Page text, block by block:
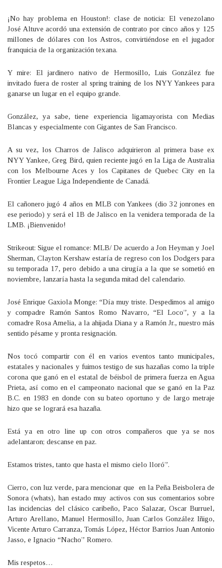
¡No hay problema en Houston!: clase de noticia: El venezolano
José Altuve acordó una extensión de contrato por cinco años y 125
millones de dólares con los Astros, convirtiéndose en el jugador
franquicia de la organización texana.
Y mire: El jardinero nativo de Hermosillo, Luis González fue
invitado fuera de roster al spring training de los NYY Yankees para
ganarse un lugar en el equipo grande.
González, ya sabe, tiene experiencia ligamayorista con Medias
Blancas y especialmente con Gigantes de San Francisco.
A su vez, los Charros de Jalisco adquirieron al primera base ex
NYY Yankee, Greg Bird, quien reciente jugó en la Liga de Australia
con los Melbourne Aces y los Capitanes de Quebec City en la
Frontier League Liga Independiente de Canadá.
El cañonero jugó 4 años en MLB con Yankees (dio 32 jonrones en
ese periodo) y será el 1B de Jalisco en la venidera temporada de la
LMB. ¡Bienvenido!
Strikeout: Sigue el romance: MLB/ De acuerdo a Jon Heyman y Joel
Sherman, Clayton Kershaw estaría de regreso con los Dodgers para
su temporada 17, pero debido a una cirugía a la que se sometió en
noviembre, lanzaría hasta la segunda mitad del calendario.
José Enrique Gaxiola Monge: “Día muy triste. Despedimos al amigo
y compadre Ramón Santos Romo Navarro, “El Loco”, y a la
comadre Rosa Amelia, a la ahijada Diana y a Ramón Jr., nuestro más
sentido pésame y pronta resignación.
Nos tocó compartir con él en varios eventos tanto municipales,
estatales y nacionales y fuimos testigo de sus hazañas como la triple
corona que ganó en el estatal de béisbol de primera fuerza en Agua
Prieta, así como en el campeonato nacional que se ganó en la Paz
B.C. en 1983 en donde con su bateo oportuno y de largo metraje
hizo que se logrará esa hazaña.
Está ya en otro line up con otros compañeros que ya se nos
adelantaron; descanse en paz.
Estamos tristes, tanto que hasta el mismo cielo lloró”.
Cierro, con luz verde, para mencionar que en la Peña Beisbolera de
Sonora (whats), han estado muy activos con sus comentarios sobre
las incidencias del clásico caribeño, Paco Salazar, Oscar Burruel,
Arturo Arellano, Manuel Hermosillo, Juan Carlos González Iñigo,
Vicente Arturo Carranza, Tomás López, Héctor Barrios Juan Antonio
Jasso, e Ignacio “Nacho” Romero.
Mis respetos…